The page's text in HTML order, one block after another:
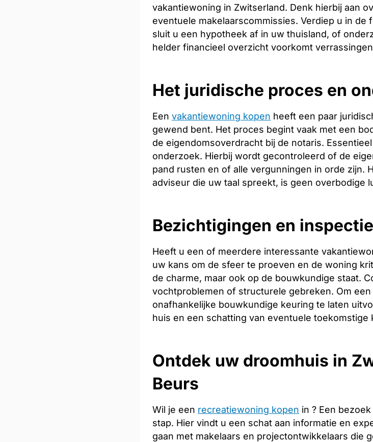
vakantiewoning in Zwitserland. Denk hierbij aan
eventuele makelaarscommissies. Verdiep u in
sluit u een hypotheek af in uw thuisland, of
helder financieel overzicht voorkomt
Het juridische proces en
Een vakantiewoning kopen heeft een paar
gewend bent. Het proces begint vaak met een
de eigendomsoverdracht bij de notaris.
onderzoek. Hierbij wordt gecontroleerd of de
pand rusten en of alle vergunningen in orde zijn.
adviseur die uw taal spreekt, is geen overbodige
Bezichtigingen en
Heeft u een of meerdere interessante
uw kans om de sfeer te proeven en de woning
de charme, maar ook op de bouwkundige staat.
vochtproblemen of structurele gebreken. Om
onafhankelijke bouwkundige keuring te laten
huis en een schatting van eventuele toekomstige
Ontdek uw droomhuis in
Beurs
Wil je een recreatiewoning kopen in ? Een
stap. Hier vindt u een schat aan informatie en
gaan met makelaars en projectontwikkelaars die